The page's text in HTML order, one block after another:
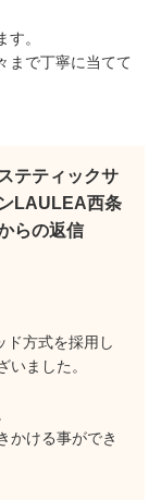
。
まで丁寧に当てて
テティックサ
LAULEA西条
らの返信
ド方式を採用し
ました。
かける事ができ